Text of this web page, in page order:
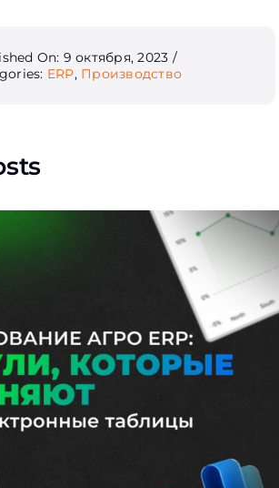
On: 9 октября, 2023 /
ERP, Производство